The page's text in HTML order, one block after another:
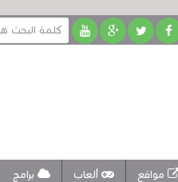
مواقع ألعاب برامج